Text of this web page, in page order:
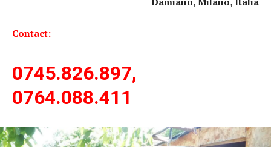
Contact:
0745.826.897,
0764.088.411